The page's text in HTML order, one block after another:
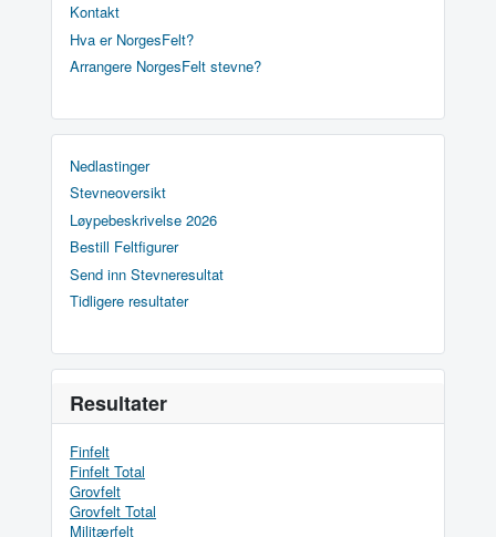
Kontakt
Hva er NorgesFelt?
Arrangere NorgesFelt stevne?
Nedlastinger
Stevneoversikt
Løypebeskrivelse 2026
Bestill Feltfigurer
Send inn Stevneresultat
Tidligere resultater
Resultater
Finfelt
Finfelt Total
Grovfelt
Grovfelt Total
Militærfelt